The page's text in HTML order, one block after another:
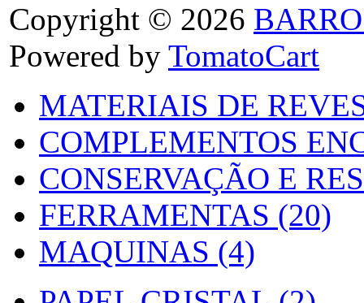
Copyright © 2026
Powered by TomatoCart
MATERIAIS DE
COMPLEMENTOS
CONSERVAÇÃO E
FERRAMENTAS (20)
MAQUINAS (4)